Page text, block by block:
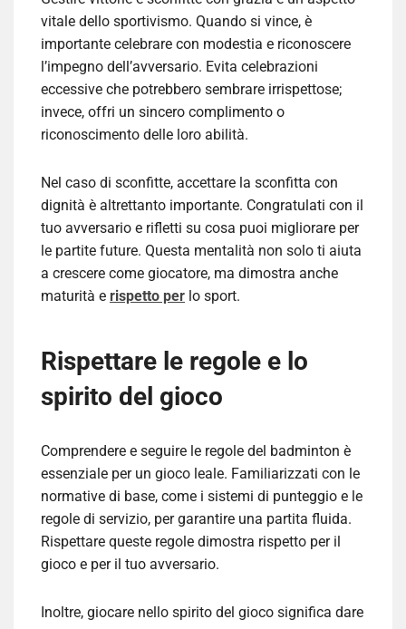
vitale dello sportivismo. Quando si vince, è
importante celebrare con modestia e riconoscere
l’impegno dell’avversario. Evita celebrazioni
eccessive che potrebbero sembrare irrispettose;
invece, offri un sincero complimento o
riconoscimento delle loro abilità.
Nel caso di sconfitte, accettare la sconfitta con
dignità è altrettanto importante. Congratulati con il
tuo avversario e rifletti su cosa puoi migliorare per
le partite future. Questa mentalità non solo ti aiuta
a crescere come giocatore, ma dimostra anche
maturità e rispetto per lo sport.
Rispettare le regole e lo
spirito del gioco
Comprendere e seguire le regole del badminton è
essenziale per un gioco leale. Familiarizzati con le
normative di base, come i sistemi di punteggio e le
regole di servizio, per garantire una partita fluida.
Rispettare queste regole dimostra rispetto per il
gioco e per il tuo avversario.
Inoltre, giocare nello spirito del gioco significa dare